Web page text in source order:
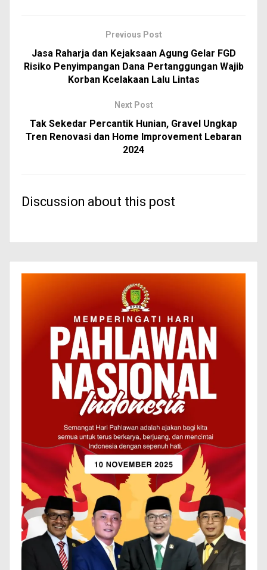
Previous Post
Jasa Raharja dan Kejaksaan Agung Gelar FGD
Risiko Penyimpangan Dana Pertanggungan Wajib
Korban Kcelakaan Lalu Lintas
Next Post
Tak Sekedar Percantik Hunian, Gravel Ungkap
Tren Renovasi dan Home Improvement Lebaran
2024
Discussion about this post